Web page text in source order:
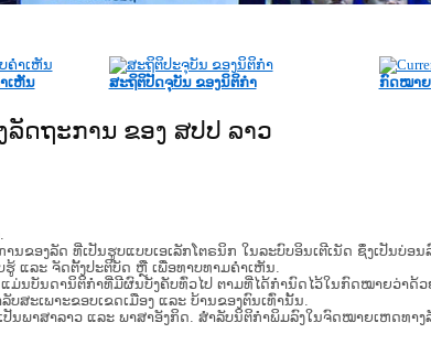
ເຫັນ ສະຖິຕິປັດຈຸບັນ ຂອງນິຕິກໍາ ກົດໝາ
ດຖະການ ຂອງ ສປປ ລາວ
ຂອງ​ລັດ ທີ່​ເປັນ​ຮູບ​ແບບ​ເອ​ເລັກ​ໂຕ​ຣ​ນິກ ໃນ​ລະ​ບົບ​ອິນ​ເຕີ​ເນັດ ຊຶ່ງ​ເປັນ​ບ່ອນ​
ແລະ ຈັດ​ຕັ້ງ​ປະ​ຕິ​ບັດ ຫຼື ເພື່ອທາບທາມຄໍາເຫັນ.
ມ່ນ​ບັນ​ດາ​ນິ​ຕິ​ກຳ​ທີ່​ມີ​ຜົນ​ບັງ​ຄັບ​ທົ່ວ​ໄປ ຕາມ​ທີ່​ໄດ້​ກຳ​ນົດ​ໄວ້​ໃນ​ກົດ​ໝາຍ​ວ່າ​ດ້ວ
ສະ​ເພາະ​ຂອບ​ເຂດ​ເມືອງ ແລະ ບ້ານ​ຂອງ​ຕົນ​ເທົ່າ​ນັ້ນ.
ນພາສາລາວ ແລະ ພາສາອັງກິດ. ສໍາລັບນິຕິກຳພິມລົງໃນຈົດໝາຍເຫດທາງ